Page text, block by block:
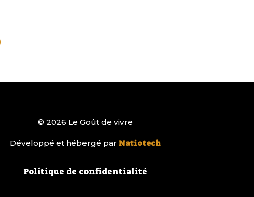
© 2026 Le Goût de vivre
Développé et hébergé par Natiotech
Politique de confidentialité